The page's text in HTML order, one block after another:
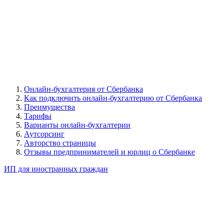
Онлайн-бухгалтерия от Сбербанка
Как подключить онлайн-бухгалтерию от Сбербанка
Преимущества
Тарифы
Варианты онлайн-бухгалтерии
Аутсорсинг
Авторство страницы
Отзывы предпринимателей и юрлиц о Сбербанке
ИП для иностранных граждан